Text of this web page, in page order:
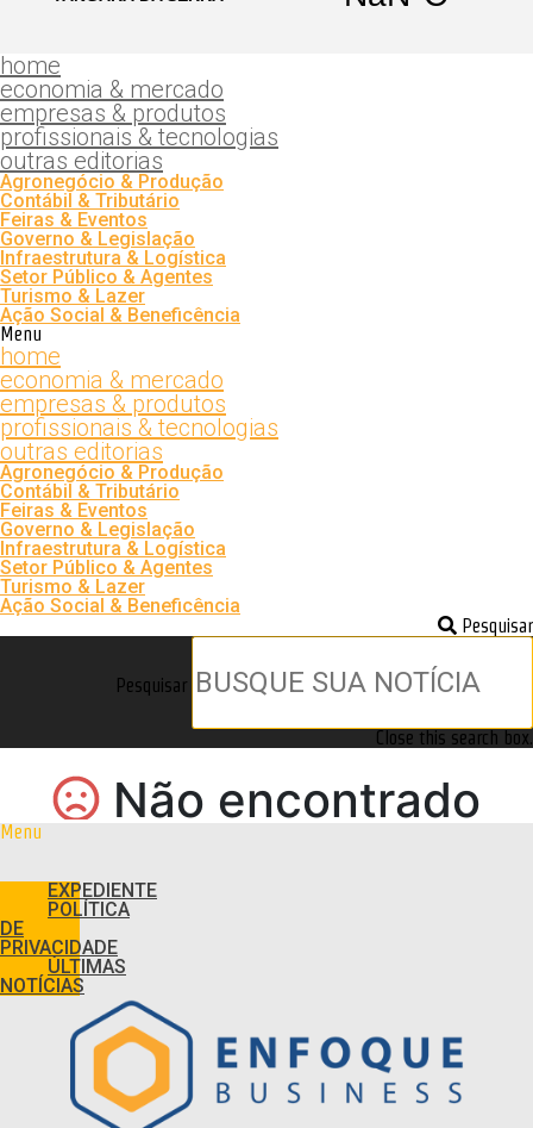
home
economia & mercado
empresas & produtos
profissionais & tecnologias
outras editorias
Agronegócio & Produção
Contábil & Tributário
Feiras & Eventos
Governo & Legislação
Infraestrutura & Logística
Setor Público & Agentes
Turismo & Lazer
Ação Social & Beneficência
Menu
home
economia & mercado
empresas & produtos
profissionais & tecnologias
outras editorias
Agronegócio & Produção
Contábil & Tributário
Feiras & Eventos
Governo & Legislação
Infraestrutura & Logística
Setor Público & Agentes
Turismo & Lazer
Ação Social & Beneficência
Pesquisar
Pesquisar
Close this search box.
Menu
EXPEDIENTE
POLÍTICA
DE
PRIVACIDADE
ÚLTIMAS
NOTÍCIAS